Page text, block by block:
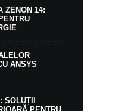
ZENON 14:
ANSYS